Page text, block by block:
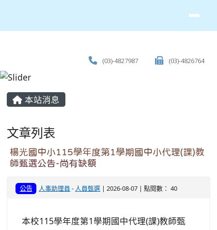
(03)-4827987 (03)-4826764
主內容區域
本站消息
文章列表
楊光國中小115學年度第1學期國中小代理(課)教
師甄選公告-尚有缺額
公告 人事助理員 - 人員甄選 | 2026-08-07 | 點閱數： 40
本校115學年度第1學期國中代理(課)教師甄